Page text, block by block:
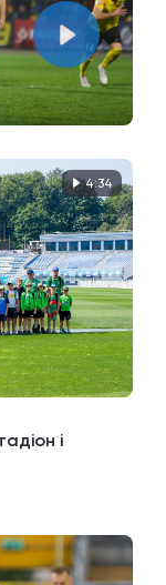
4:34
і